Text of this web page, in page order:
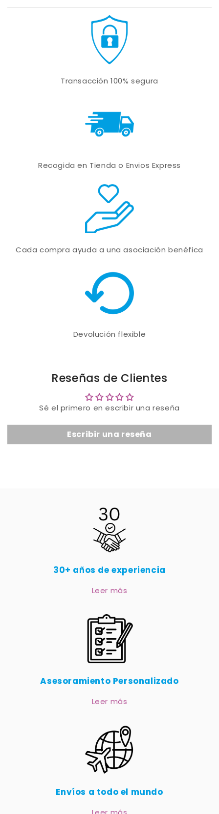
Transacción 100% segura
Recogida en Tienda o Envios Express
Cada compra ayuda a una asociación benéfica
Devolución flexible
Reseñas de Clientes
Sé el primero en escribir una reseña
Escribir una reseña
30+ años de experiencia
Leer más
Asesoramiento Personalizado
Leer más
Envíos a todo el mundo